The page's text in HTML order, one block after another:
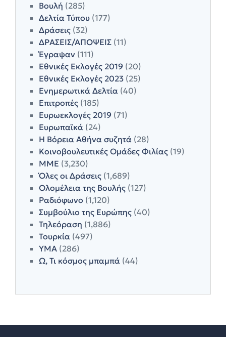
Βουλή (285)
Δελτία Τύπου (177)
Δράσεις (32)
ΔΡΑΣΕΙΣ/ΑΠΟΨΕΙΣ (11)
Έγραψαν (111)
Εθνικές Εκλογές 2019 (20)
Εθνικές Εκλογές 2023 (25)
Ενημερωτικά Δελτία (40)
Επιτροπές (185)
Ευρωεκλογές 2019 (71)
Ευρωπαϊκά (24)
Η Βόρεια Αθήνα συζητά (28)
Κοινοβουλευτικές Ομάδες Φιλίας (19)
ΜΜΕ (3,230)
Όλες οι Δράσεις (1,689)
Ολομέλεια της Βουλής (127)
Ραδιόφωνο (1,120)
Συμβούλιο της Ευρώπης (40)
Τηλεόραση (1,886)
Τουρκία (497)
ΥΜΑ (286)
Ω, Τι κόσμος μπαμπά (44)